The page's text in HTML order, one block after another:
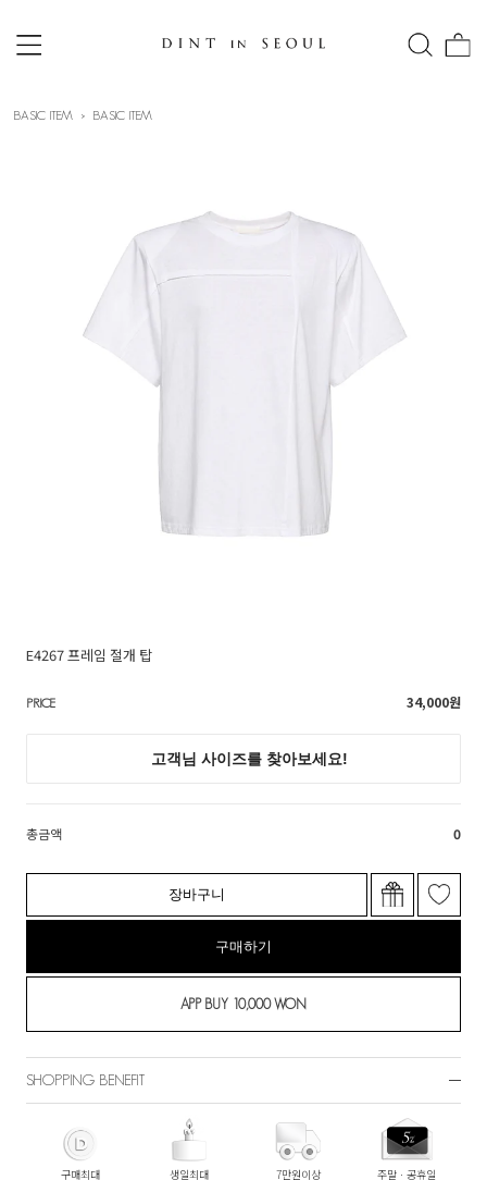
BASIC ITEM BASIC ITEM
E4267 프레임 절개 탑
PRICE 34,000원
총금액 0
장바구니
구매하기
SHOPPING BENEFIT
구매최대
생일최대
7만원이상
주말ㆍ공휴일